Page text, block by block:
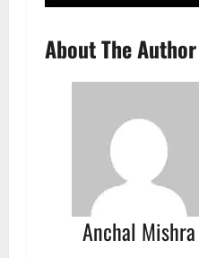
About The Author
Anchal Mishra